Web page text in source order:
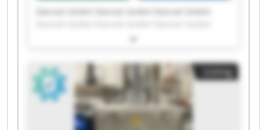
Stenzel GmbH Stenzel GmbH Stenzel GmbH
Stenzel GmbH Stenzel GmbH Stenzel GmbH
Stenzel GmbH Stenzel GmbH Stenzel GmbH
Stenzel GmbH Stenzel GmbH
Listing